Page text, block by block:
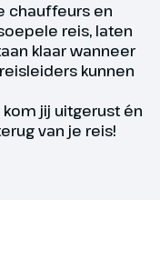
chauffeurs en
reis, laten
klaar wanneer
kunnen
jij uitgerust én
van je reis!